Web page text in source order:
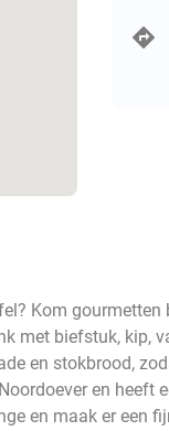
Kom
met biefstuk, kip,
en stokbrood,
en heeft
en maak er een